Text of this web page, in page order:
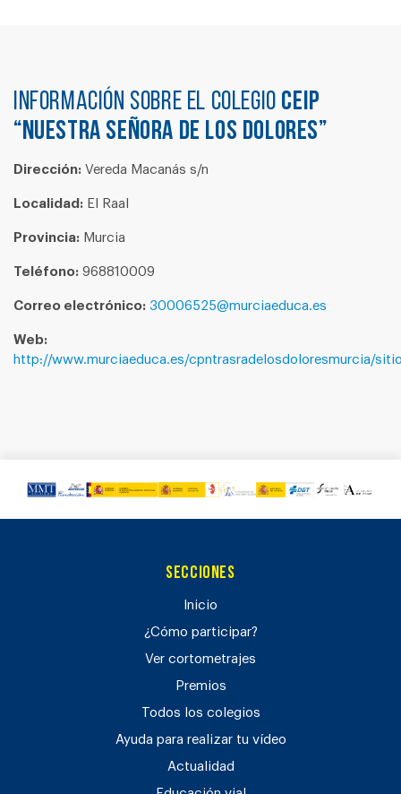
Información sobre el colegio CEIP
“NUESTRA SEÑORA DE LOS DOLORES”
Dirección: Vereda Macanás s/n
Localidad: El Raal
Provincia: Murcia
Teléfono: 968810009
Correo electrónico: 30006525@murciaeduca.es
Web:
http://www.murciaeduca.es/cpntrasradelosdoloresmurcia/
Secciones
Inicio
¿Cómo participar?
Ver cortometrajes
Premios
Todos los colegios
Ayuda para realizar tu vídeo
Actualidad